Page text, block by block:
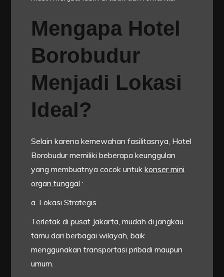
Mengapa Hotel
Borobudur
Menjadi Lokasi
Ideal?
Selain karena kemewahan fasilitasnya, Hotel
Borobudur memiliki beberapa keunggulan
yang membuatnya cocok untukkonser mini
organ tunggal :
a. Lokasi Strategis
Terletak di pusat Jakarta, mudah di jangkau
tamu dari berbagai wilayah, baik
menggunakan transportasi pribadi maupun
umum.